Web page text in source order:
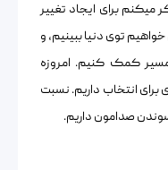
برای ایجاد تغییر
توی دنیا ببینیم، و
کمک کنیم. امروزه
انتخاب داریم. نسبت
صدامون داریم.